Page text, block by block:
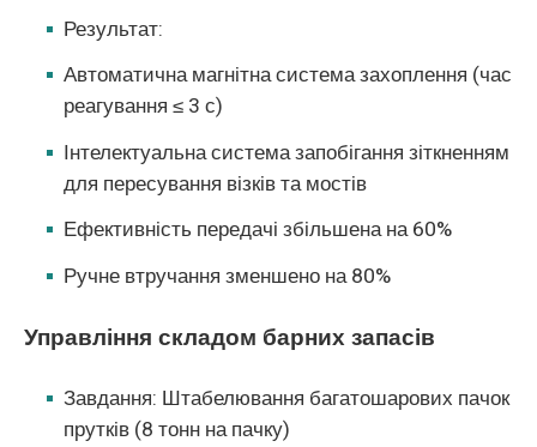
Результат:
Автоматична магнітна система захоплення (час
реагування ≤ 3 с)
Інтелектуальна система запобігання зіткненням
для пересування візків та мостів
Ефективність передачі збільшена на 60%
Ручне втручання зменшено на 80%
Управління складом барних запасів
Завдання: Штабелювання багатошарових пачок
прутків (8 тонн на пачку)